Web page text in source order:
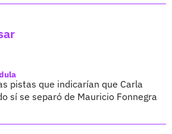
pistas que indicarían que Carla
sí se separó de Mauricio Fonnegra